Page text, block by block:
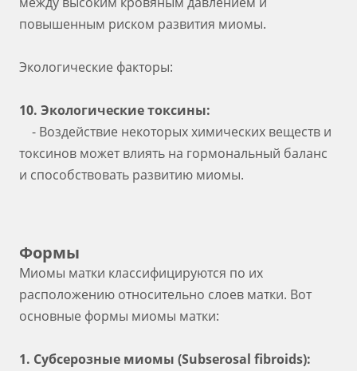
повышенным риском развития миомы.
Экологические факторы:
10. Экологические токсины:
- Воздействие некоторых химических веществ и
токсинов может влиять на гормональный баланс
и способствовать развитию миомы.
Формы
Миомы матки классифицируются по их
расположению относительно слоев матки. Вот
основные формы миомы матки:
1. Субсерозные миомы (Subserosal fibroids):